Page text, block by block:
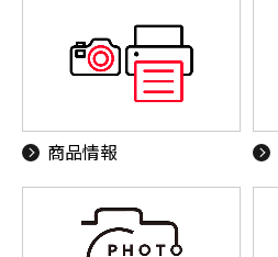
商品情報